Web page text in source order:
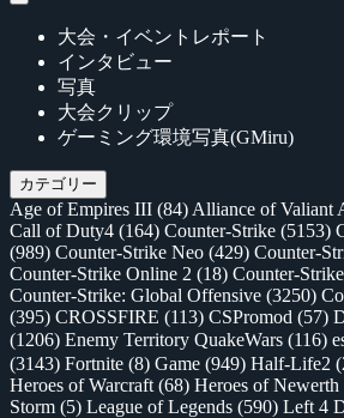
大会・イベントレポート
インタビュー
写真
大会クリップ
ゲーミング環境写真(GMiru)
カテゴリー
Age of Empires III (84) Alliance of Valiant
Call of Duty4 (164) Counter-Strike (5153)
(989) Counter-Strike Neo (429) Counter-
Counter-Strike Online 2 (18) Counter-
Counter-Strike: Global Offensive (3250)
(395) CROSSFIRE (113) CSPromod (57)
(1206) Enemy Territory QuakeWars (116)
(3143) Fortnite (8) Game (949) Half-Life2
Heroes of Warcraft (68) Heroes of Newerth
Storm (5) League of Legends (590) Left 4